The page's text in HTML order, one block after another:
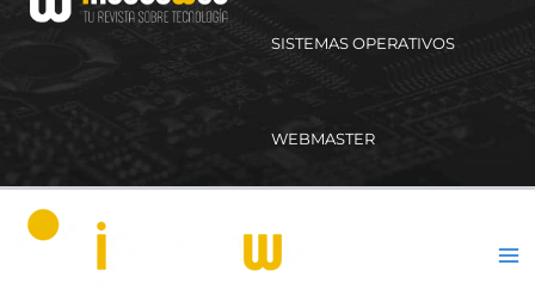
SISTEMAS OPERATIVOS
WEBMASTER